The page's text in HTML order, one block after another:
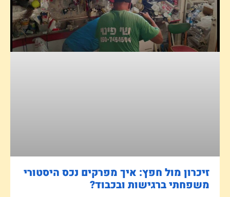
זיכרון מול חפץ: איך מפרקים נכס היסטורי
משפחתי ברגישות ובכבוד?